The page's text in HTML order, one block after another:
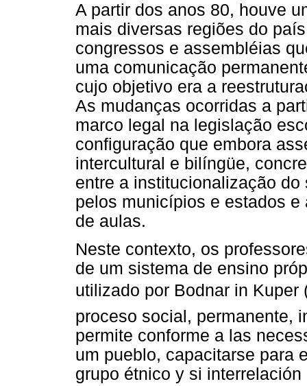
A partir dos anos 80, houve
mais diversas regiões do
congressos e assembléias
uma comunicação
cujo objetivo era a
As mudanças ocorridas a
marco legal na legislação
configuração que embora
intercultural e bilíngüe,
entre a institucionalização
pelos municípios e estados
de aulas.
Neste contexto, os
de um sistema de ensino
utilizado por Bodnar in Kuper
proceso social, permanente,
permite conforme a las
um pueblo, capacitarse para
grupo étnico y si